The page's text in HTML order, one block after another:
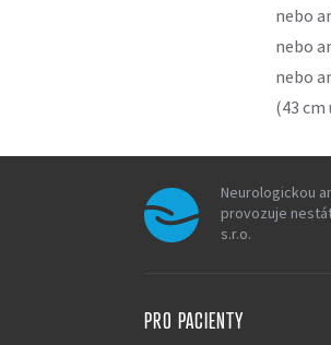
nebo
nebo
nebo
(43 cm
Neurologickou
provozuje
s.r.o.
PRO PACIENTY